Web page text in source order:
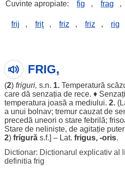
Cuvinte apropiate: fig , frag ,
frij , friţ , friz , friz , rig
FRIG,
(2) friguri, s.n. 1. Temperatură
care dă senzația de rece. ♦
temperatura joasă a mediului. 2.
a unui bolnav; tremur cauzatde
precedă uneori o stare febrilă;
Starede neliniște, de agitație
2) frígurăs.f.] – Lat. frigus, -oris.
Dictionar: Dictionarul explicativ al
definitia frig